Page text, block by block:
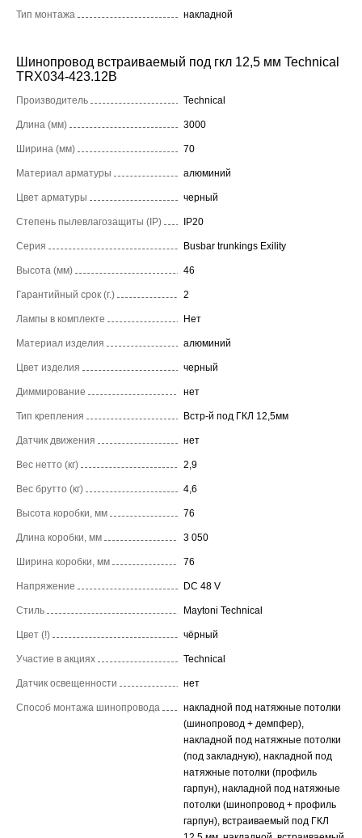
Тип монтажа накладной
Шинопровод встраиваемый под гкл 12,5 мм Technical
TRX034-423.12B
Производитель Technical
Длина (мм) 3000
Ширина (мм) 70
Материал арматуры алюминий
Цвет арматуры черный
Степень пылевлагозащиты (IP) IP20
Серия Busbar trunkings Exility
Высота (мм) 46
Гарантийный срок (г.) 2
Лампы в комплекте Нет
Материал изделия алюминий
Цвет изделия черный
Диммирование нет
Тип крепления Встр-й под ГКЛ 12,5мм
Датчик движения нет
Вес нетто (кг) 2,9
Вес брутто (кг) 4,6
Высота коробки, мм 76
Длина коробки, мм 3 050
Ширина коробки, мм 76
Напряжение DC 48 V
Стиль Maytoni Technical
Цвет (!) чёрный
Участие в акциях Technical
Датчик освещенности нет
Способ монтажа шинопровода
накладной под натяжные потолки
(шинопровод + демпфер),
накладной под натяжные потолки
(под закладную), накладной под
натяжные потолки (профиль
гарпун), накладной под натяжные
потолки (шинопровод + профиль
гарпун), встраиваемый под ГКЛ